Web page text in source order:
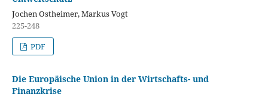
Jochen Ostheimer, Markus Vogt
225-248
PDF
Die Europäische Union in der Wirtschafts- und
Finanzkrise